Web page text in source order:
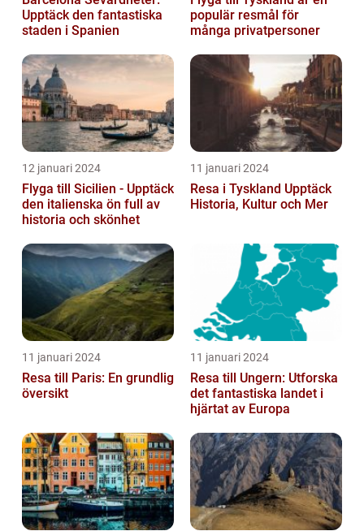
Upptäck den fantastiska
staden i Spanien
populär resmål för
många privatpersoner
12 januari 2024
Flyga till Sicilien - Upptäck
den italienska ön full av
historia och skönhet
11 januari 2024
Resa i Tyskland Upptäck
Historia, Kultur och Mer
11 januari 2024
Resa till Paris: En grundlig
översikt
11 januari 2024
Resa till Ungern: Utforska
det fantastiska landet i
hjärtat av Europa